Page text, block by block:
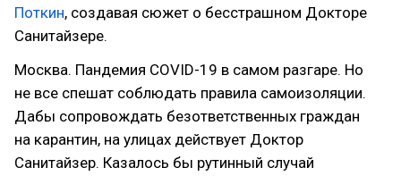
Поткин, создавая сюжет о бесстрашном Докторе
Санитайзере.
Москва. Пандемия COVID-19 в самом разгаре. Но
не все спешат соблюдать правила самоизоляции.
Дабы сопровождать безответственных граждан
на карантин, на улицах действует Доктор
Санитайзер. Казалось бы рутинный случай